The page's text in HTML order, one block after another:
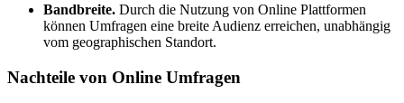
Bandbreite. Durch die Nutzung von Online Plattformen
können Umfragen eine breite Audienz erreichen, unabhängig
vom geographischen Standort.
Nachteile von Online Umfragen